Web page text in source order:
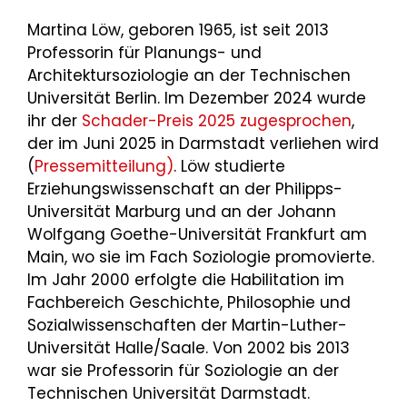
Martina Löw, geboren 1965, ist seit 2013
Professorin für Planungs- und
Architektursoziologie an der Technischen
Universität Berlin. Im Dezember 2024 wurde
ihr der Schader-Preis 2025 zugesprochen,
der im Juni 2025 in Darmstadt verliehen wird
(Pressemitteilung). Löw studierte
Erziehungswissenschaft an der Philipps-
Universität Marburg und an der Johann
Wolfgang Goethe-Universität Frankfurt am
Main, wo sie im Fach Soziologie promovierte.
Im Jahr 2000 erfolgte die Habilitation im
Fachbereich Geschichte, Philosophie und
Sozialwissenschaften der Martin-Luther-
Universität Halle/Saale. Von 2002 bis 2013
war sie Professorin für Soziologie an der
Technischen Universität Darmstadt.